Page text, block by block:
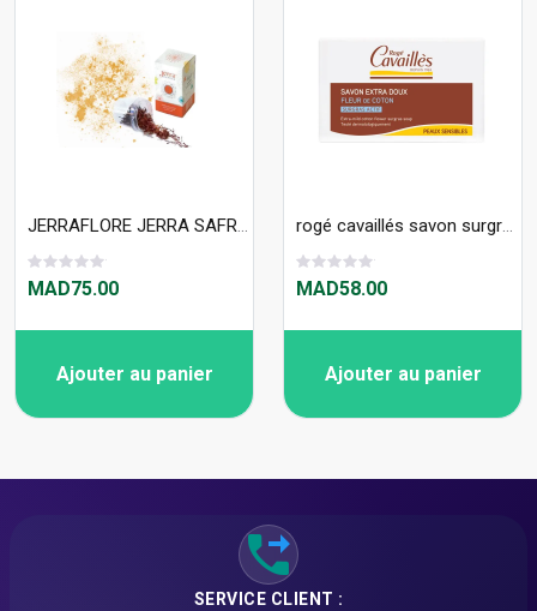
JERRAFLORE JERRA SAFRAN 1g Filaments De Safran 100% Pur
MAD75.00
Ajouter au panier
rogé cavaillés savon surgras extra doux 250g fleur de coton
MAD58.00
Ajouter au panier
SERVICE CLIENT :